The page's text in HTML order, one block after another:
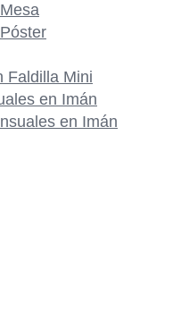
Faldilla Mini
en Imán
en Imán